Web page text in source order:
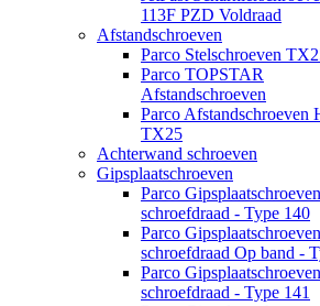
113F PZD Voldraad
Afstandschroeven
Parco Stelschroeven
Parco TOPSTAR
Afstandschroeven
Parco Afstandschroeven
TX25
Achterwand schroeven
Gipsplaatschroeven
Parco
schroefdraad - Type 140
Parco
schroefdraad Op band -
Parco
schroefdraad - Type 141